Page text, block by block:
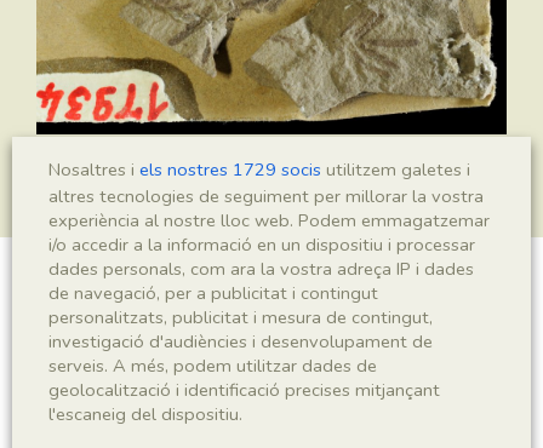
Equisetum sp.
Sigla
Nosaltres i els nostres 1729 socis utilitzem galetes i
altres tecnologies de seguiment per millorar la vostra
experiència al nostre lloc web. Podem emmagatzemar
i/o accedir a la informació en un dispositiu i processar
dades personals, com ara la vostra adreça IP i dades
de navegació, per a publicitat i contingut
personalitzats, publicitat i mesura de contingut,
investigació d'audiències i desenvolupament de
serveis. A més, podem utilitzar dades de
geolocalització i identificació precises mitjançant
l'escaneig del dispositiu.